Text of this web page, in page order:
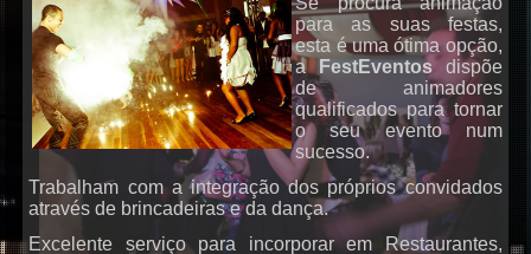
para as suas festas,
esta é uma ótima opção,
a FestEventos dispõe
de animadores
qualificados para tornar
o seu evento num
sucesso.
Trabalham com a integração dos próprios convidados
através de brincadeiras e da dança.
Excelente serviço para incorporar em Restaurantes,